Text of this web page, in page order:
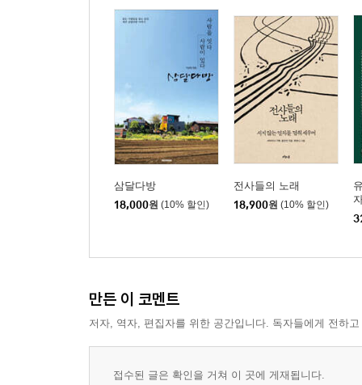
서지 않는 열차를 멈춰 세우며
P 정신요양원
실패할 것이 분명한 이야기
아름답고 비효율적이 세계로의 초대
삼달다방
18,000원 (10% 할인)
전사들의 노래
18,900원 (10% 할인)
만든 이 코멘트
저자, 역자, 편집자를 위한 공간입니다. 독자들에게 전하
접수된 글은 확인을 거쳐 이 곳에 게재됩니다.